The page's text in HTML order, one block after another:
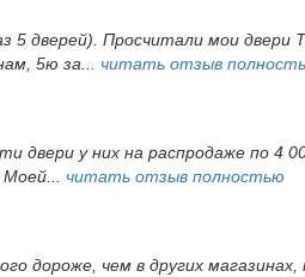
5 дверей). Просчитали мои двери
5ю за... читать отзыв
двери у них на распродаже по 4
читать отзыв полностью
дороже, чем в других